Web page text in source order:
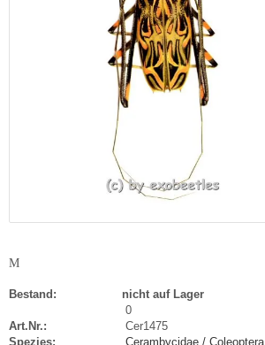
M
Bestand:
nicht auf Lager
0
Art.Nr.:
Cer1475
Spezies:
Cerambycidae / Coleoptera